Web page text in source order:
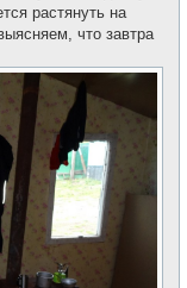
растянуть на
что завтра